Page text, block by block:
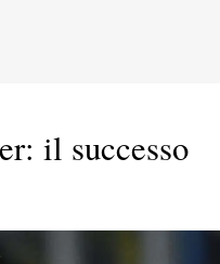
il successo